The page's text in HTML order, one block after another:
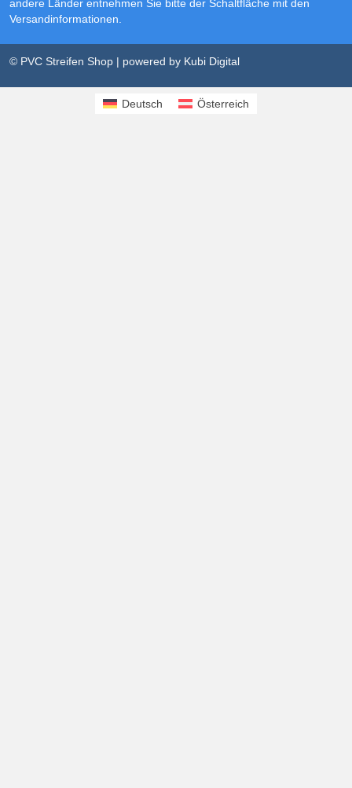
andere Länder entnehmen Sie bitte der Schaltfläche mit den
Versandinformationen
© PVC Streifen Shop | powered by Kubi Digital
Deutsch Österreich